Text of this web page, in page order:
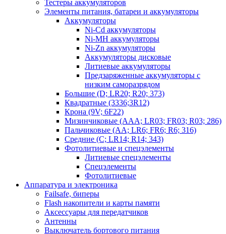
Тестеры аккумуляторов
Элементы питания, батареи и аккумуляторы
Аккумуляторы
Ni-Cd аккумуляторы
Ni-MH аккумуляторы
Ni-Zn аккумуляторы
Аккумуляторы дисковые
Литиевые аккумуляторы
Предзаряженные аккумуляторы с
низким саморазрядом
Большие (D; LR20; R20; 373)
Квадратные (3336;3R12)
Крона (9V; 6F22)
Мизинчиковые (AAA; LR03; FR03; R03; 286)
Пальчиковые (AA; LR6; FR6; R6; 316)
Средние (C; LR14; R14; 343)
Фотолитиевые и спецэлементы
Литиевые спецэлементы
Спецэлементы
Фотолитиевые
Аппаратура и электроника
Failsafe, биперы
Flash накопители и карты памяти
Аксессуары для передатчиков
Антенны
Выключатель бортового питания